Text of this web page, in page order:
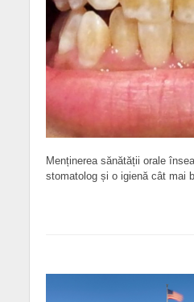
Menținerea sănătății orale
stomatolog și o igienă cât mai